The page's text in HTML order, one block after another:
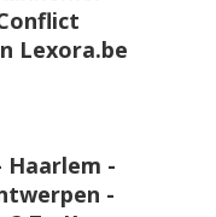
Lexora.be
Haarlem -
-